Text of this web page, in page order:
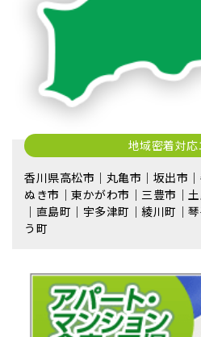
地域密着対
香川県高松市｜丸亀市｜坂出市
ぬき市｜東かがわ市｜三豊市｜
｜直島町｜宇多津町｜綾川町｜
う町